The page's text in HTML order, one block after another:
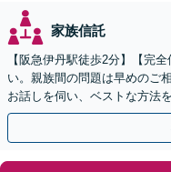
家族信託
【阪急伊丹駅徒歩2分】【完
い。親族間の問題は早めのご
お話しを伺い、ベストな方法
談初回無料】【休日夜間対応